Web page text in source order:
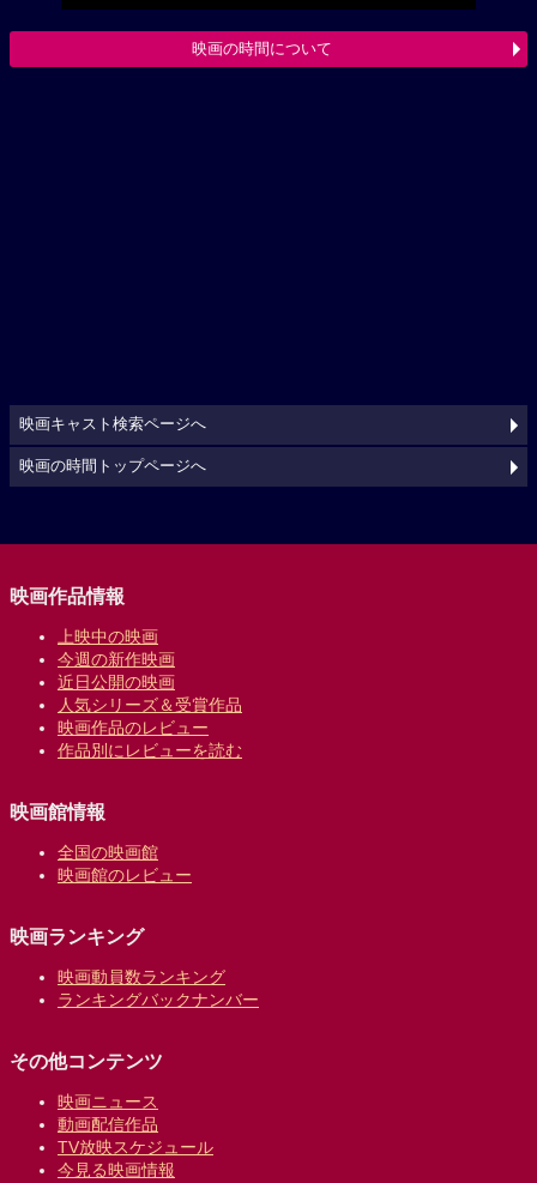
映画の時間について
映画キャスト検索ページへ
映画の時間トップページへ
映画作品情報
上映中の映画
今週の新作映画
近日公開の映画
人気シリーズ＆受賞作品
映画作品のレビュー
作品別にレビューを読む
映画館情報
全国の映画館
映画館のレビュー
映画ランキング
映画動員数ランキング
ランキングバックナンバー
その他コンテンツ
映画ニュース
動画配信作品
TV放映スケジュール
今見る映画情報